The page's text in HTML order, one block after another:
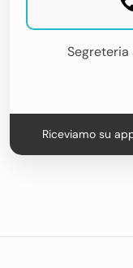
Segreteria
Riceviamo su